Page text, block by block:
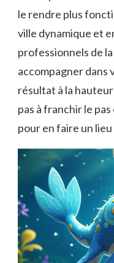
le rendre plus
ville dynamique et
professionnels de
accompagner
résultat à la
pas à franchir le
pour en faire un